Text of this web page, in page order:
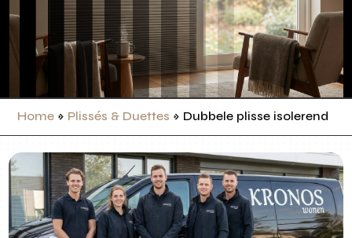
Home » Plissés & Duettes » Dubbele plisse isolerend